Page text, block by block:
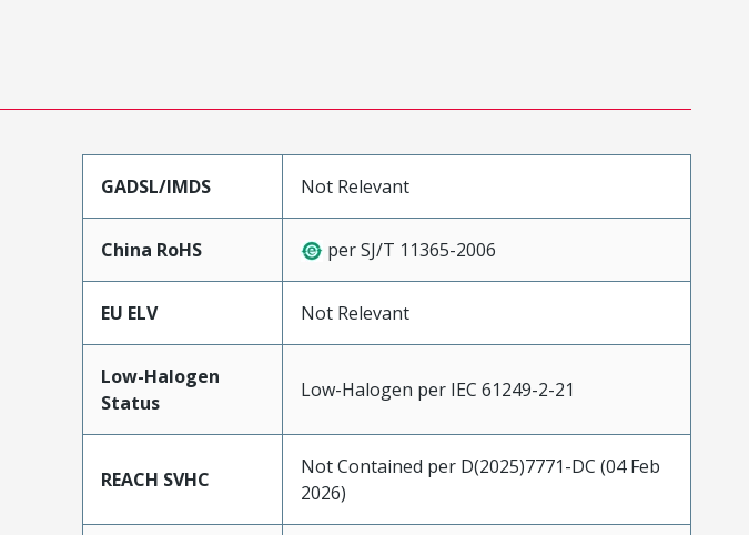
GADSL/IMDS Not Relevant
China RoHS per SJ/T 11365-2006
EU ELV Not Relevant
Low-Halogen
Status
Low-Halogen per IEC 61249-2-21
REACH SVHC
Not Contained per D(2025)7771-DC (04 Feb
2026)